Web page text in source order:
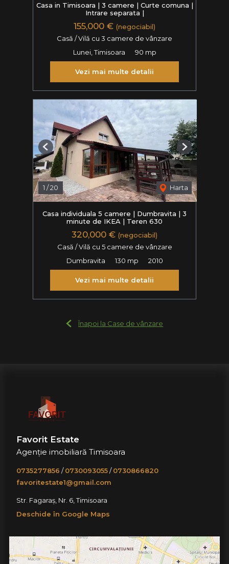
Casa in Timisoara | 3 camere | Curte comuna |
Intrare separata |
155,000 € (negociabil)
Casă / Vilă cu 3 camere de vânzare
Lunei, Timisoara
90 mp
Vezi mai multe detalii
1 /20 Harta
Previous Next
Casa individuala 5 camere | Dumbravita | 3
minute de IKEA | Teren 630
320,000 € (negociabil)
Casă / Vilă cu 5 camere de vânzare
Dumbravita
130 mp 2010
Vezi mai multe detalii
Înapoi la Case de vânzare
Favorit Estate
Agenție imobiliară Timisoara
0735277856 /0730093055/0730866820
favoritestate1@gmail.com
Str. Fagaraș, Nr. 6, Timisoara
Deschide în Google Maps